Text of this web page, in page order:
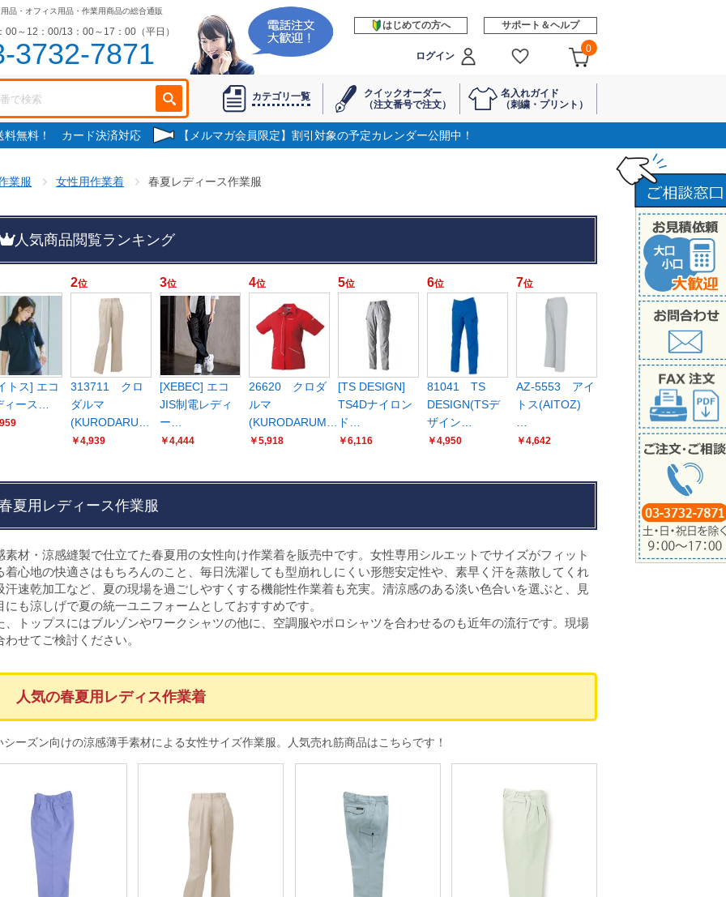
品・オフィス用品・作業用商品の総合通販
00～12：00/13：00～17：00（平日）
3732-7871
はじめての方へ サポート＆ヘルプ
ログイン
0
カテゴリ一覧
クイックオーダー
（注文番号で注文）
名入れガイド
（刺繍・プリント）
料無料！ カード決済対応 【メルマガ会員限定】割引対象の予定カレンダー公開中！
業服 女性用作業着 春夏レディース作業服
人気商品閲覧ランキング
トス] エコ
ィース…
2位
313711 クロ
ダルマ
(KURODARU…
￥4,939
3位
[XEBEC] エコ
JIS制電レディ
ー…
￥4,444
4位
26620 クロダ
ルマ
(KURODARUM…
￥5,918
5位
[TS DESIGN]
TS4Dナイロン
ド…
￥6,116
6位
81041 TS
DESIGN(TSデ
ザイン…
￥4,950
7位
AZ-5553 アイ
トス(AITOZ)
…
￥4,642
夏用レディース作業服
素材・涼感縫製で仕立てた春夏用の女性向け作業着を販売中です。女性専用シルエットでサイズがフィット
着心地の快適さはもちろんのこと、毎日洗濯しても型崩れしにくい形態安定性や、素早く汗を蒸散してくれ
汗速乾加工など、夏の現場を過ごしやすくする機能性作業着も充実。清涼感のある淡い色合いを選ぶと、見
にも涼しげで夏の統一ユニフォームとしておすすめです。
、トップスにはブルゾンやワークシャツの他に、空調服やポロシャツを合わせるのも近年の流行です。現場
わせてご検討ください。
人気の春夏用レディス作業着
シーズン向けの涼感薄手素材による女性サイズ作業服。人気売れ筋商品はこちらです！